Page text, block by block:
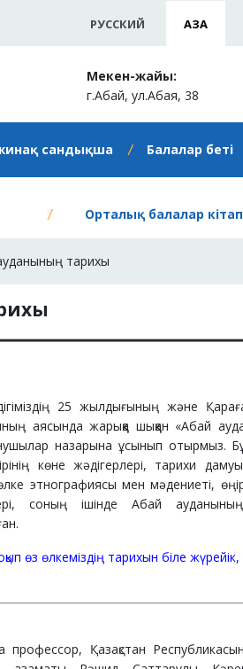
РУССКИЙ ҚАЗАҚ
Мекен-жайы:
г.Абай, ул.Абая, 38
сандықша Балалар беті
Орталық балалар
тарихы
25 жылдығының және
аясында жарыққа шыққан «Абай
назарына ұсынып отырмыз.
көне жәдігерлері, тарихи
этнографиясы мен мәдениеті,
соның ішінде Абай
өз өлкеміздің тарихын біле жүрейік,
профессор, Қазақстан